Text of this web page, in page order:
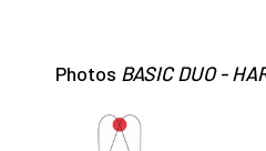
Photos BASIC DUO -